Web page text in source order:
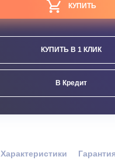
КУПИТЬ
КУПИТЬ В 1 КЛИК
В Кредит
Характеристики